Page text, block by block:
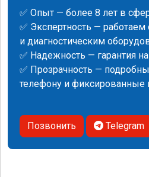
✅ Опыт — более 8 лет в
✅ Экспертность —
и диагностическим
✅ Надежность — гарантия
✅ Прозрачность —
телефону и фиксированные
Позвонить Telegram